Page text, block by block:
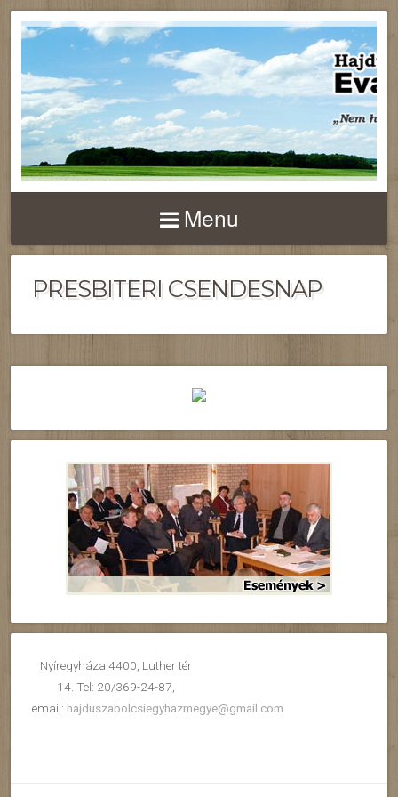
Menu
PRESBITERI CSENDESNAP
Nyíregyháza 4400, Luther tér
14. Tel: 20/369-24-87,
email: hajduszabolcsiegyhazmegye@gmail.com